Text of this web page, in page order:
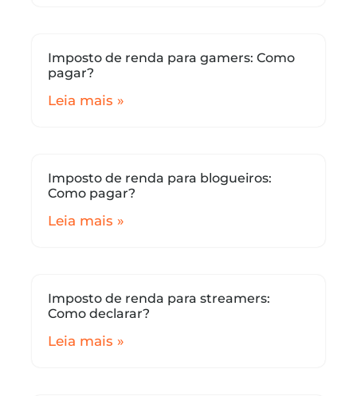
Imposto de renda para gamers: Como
pagar?
Leia mais »
Imposto de renda para blogueiros:
Como pagar?
Leia mais »
Imposto de renda para streamers:
Como declarar?
Leia mais »